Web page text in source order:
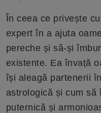
În ceea ce privește
expert în a ajuta
pereche și să-și
existente. Ea învață
își aleagă partenerii
astrologică și cum să
puternică și